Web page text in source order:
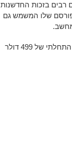
בזכות החדשנות
שלו המשמש גם
הדגמים החדשים בסדרה יהיו זמינים למכירה החל בספטמבר 2017 במחיר התחלתי של 499 דולר